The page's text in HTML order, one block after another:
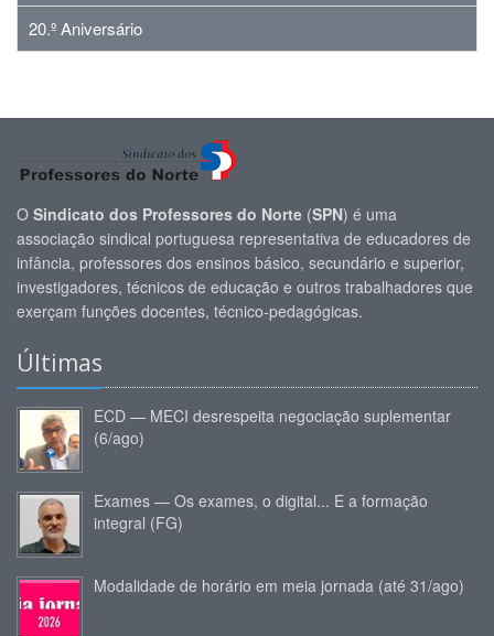
20.º Aniversário
O Sindicato dos Professores do Norte (SPN) é uma
associação sindical portuguesa representativa de educadores de
infância, professores dos ensinos básico, secundário e superior,
investigadores, técnicos de educação e outros trabalhadores que
exerçam funções docentes, técnico-pedagógicas.
Últimas
ECD — MECI desrespeita negociação suplementar
(6/ago)
Exames — Os exames, o digital... E a formação
integral (FG)
Modalidade de horário em meia jornada (até 31/ago)